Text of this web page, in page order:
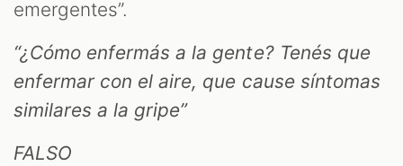
emergentes”.
“¿Cómo enfermás a la gente? Tenés que
enfermar con el aire, que cause síntomas
similares a la gripe”
FALSO